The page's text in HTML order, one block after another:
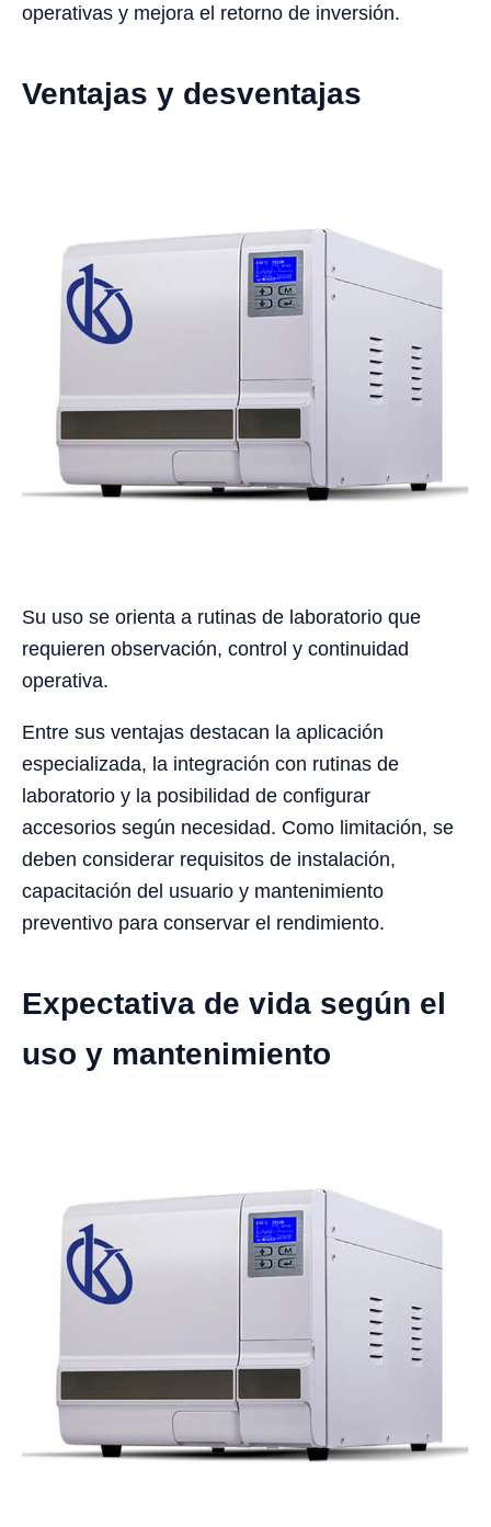
operativas y mejora el retorno de inversión.
Ventajas y desventajas
Su uso se orienta a rutinas de laboratorio que
requieren observación, control y continuidad
operativa.
Entre sus ventajas destacan la aplicación
especializada, la integración con rutinas de
laboratorio y la posibilidad de configurar
accesorios según necesidad. Como limitación, se
deben considerar requisitos de instalación,
capacitación del usuario y mantenimiento
preventivo para conservar el rendimiento.
Expectativa de vida según el
uso y mantenimiento